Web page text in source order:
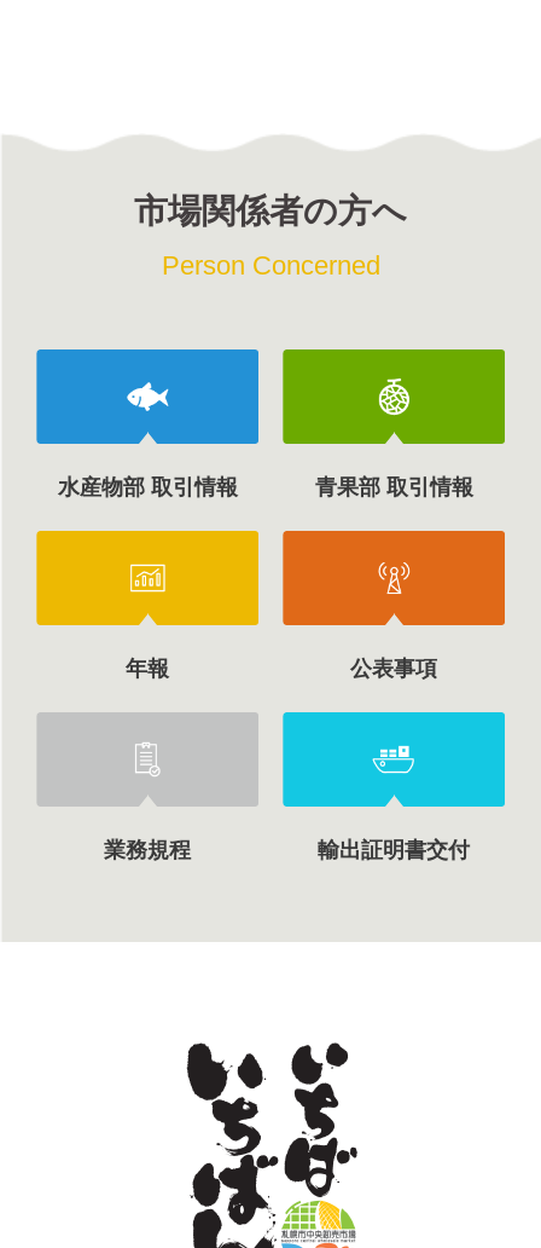
市場関係者の方へ
Person Concerned
水産物部 取引情報 青果部 取引情報
年報 公表事項
業務規程 輸出証明書交付